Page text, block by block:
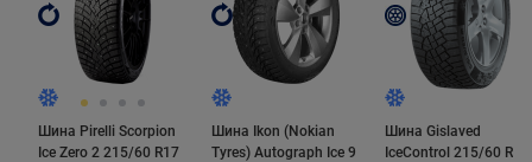
модель получила инновационный шип. Шип имеет
направленные овальные основание и наконечник.
Первое препятствует повороту шипа и обеспечивает
уверенную посадку в протекторе, а твёрдосплавная
вставка - увеличенную длину кромки касания шипа
Шина Pirelli Scorpion
Ice Zero 2 215/60 R17
Шина Ikon (Nokian
Tyres) Autograph Ice 9
Шина Gislaved
IceControl 215/60 R17